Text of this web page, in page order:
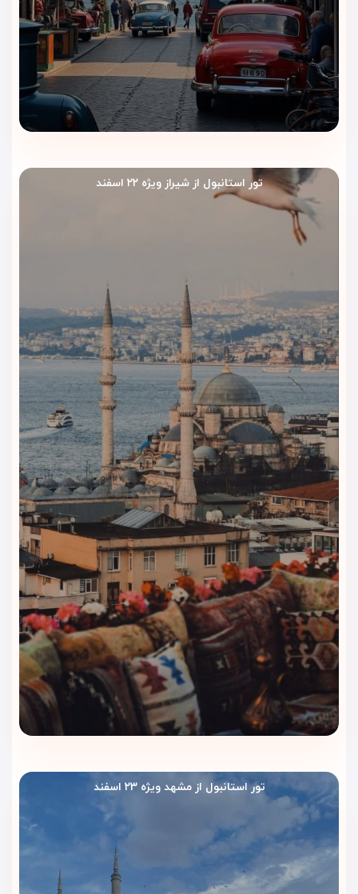
تور استانبول از شیراز ویژه ۲۲ اسفند
تور استانبول از مشهد ویژه ۲۳ اسفند